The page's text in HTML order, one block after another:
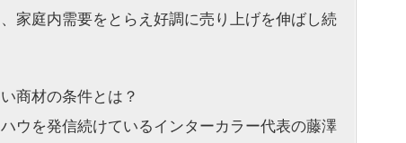
家庭内需要をとらえ好調に売り上げを伸ばし続
商材の条件とは？
ウを発信続けているインターカラー代表の藤澤